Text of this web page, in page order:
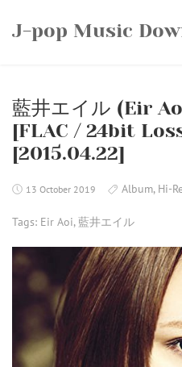
J-pop Music
藍井エイル (Eir
[FLAC / 24bit
[2015.04.22]
13 October 2019 Album, Hi-
Tags: Eir Aoi,藍井エイル